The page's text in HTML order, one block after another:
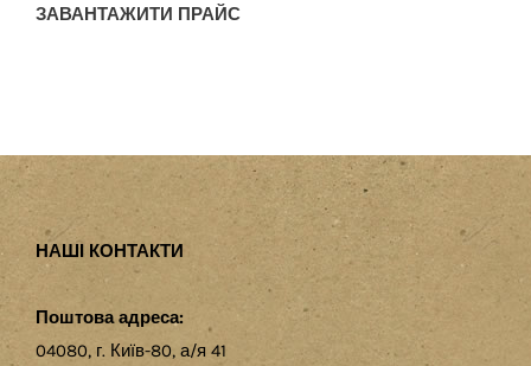
ЗАВАНТАЖИТИ ПРАЙС
НАШІ КОНТАКТИ
Поштова адреса:
04080, г. Київ-80, а/я 41